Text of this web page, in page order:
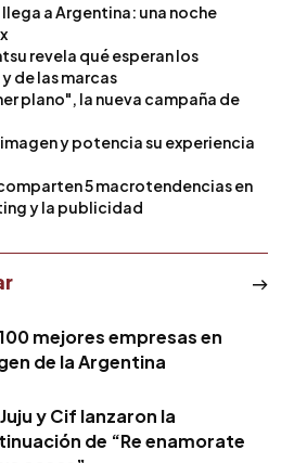
a Argentina: una noche
revela qué esperan los
de las marcas
plano", la nueva campaña de
y potencia su experiencia
5 macrotendencias en
y la publicidad
mejores empresas en
de la Argentina
y Cif lanzaron la
de “Re enamorate